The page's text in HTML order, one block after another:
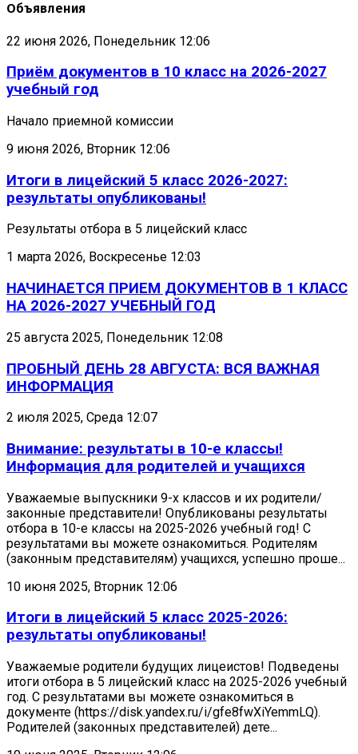
Объявления
22 июня 2026, Понедельник 12:06
Приём документов в 10 класс на 2026-2027
учебный год
Начало приемной комиссии
9 июня 2026, Вторник 12:06
Итоги в лицейский 5 класс 2026-2027:
результаты опубликованы!
Результаты отбора в 5 лицейский класс
1 марта 2026, Воскресенье 12:03
НАЧИНАЕТСЯ ПРИЕМ ДОКУМЕНТОВ В 1 КЛАСС
НА 2026-2027 УЧЕБНЫЙ ГОД
25 августа 2025, Понедельник 12:08
ПРОБНЫЙ ДЕНЬ 28 АВГУСТА: ВСЯ ВАЖНАЯ
ИНФОРМАЦИЯ
2 июля 2025, Среда 12:07
Внимание: результаты в 10-е классы!
Информация для родителей и учащихся
Уважаемые выпускники 9-х классов и их родители/
законные представители! Опубликованы результаты
отбора в 10-е классы на 2025-2026 учебный год! С
результатами вы можете ознакомиться. Родителям
(законным представителям) учащихся, успешно проше...
10 июня 2025, Вторник 12:06
Итоги в лицейский 5 класс 2025-2026:
результаты опубликованы!
Уважаемые родители будущих лицеистов! Подведены
итоги отбора в 5 лицейский класс на 2025-2026 учебный
год. С результатами вы можете ознакомиться в
документе (https://disk.yandex.ru/i/gfe8fwXiYemmLQ).
Родителей (законных представителей) дете...